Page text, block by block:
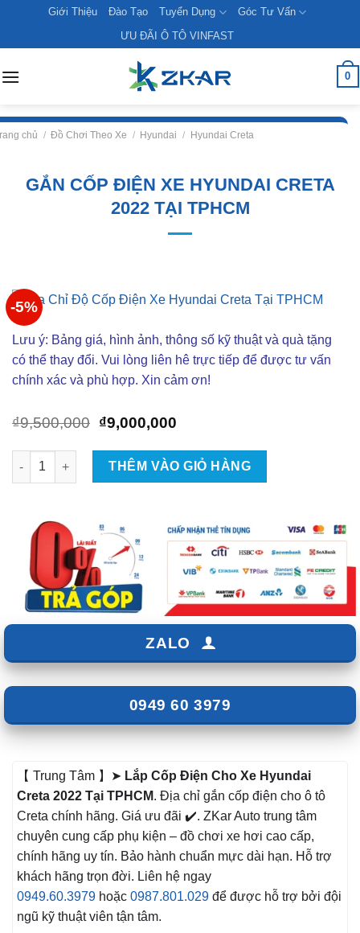
content
Giới Thiệu Đào Tạo Tuyển Dụng
Góc Tư Vấn
ƯU ĐÃI Ô TÔ VINFAST
0
chủ / Đồ Chơi Theo Xe / Hyundai / Hyundai Creta
GẮN CỐP ĐIỆN XE HYUNDAI CRETA
2022 TẠI TPHCM
-5%
Lưu ý: Bảng giá, hình ảnh, thông số kỹ thuật và quà tặng
có thể thay đổi. Vui lòng liên hê trực tiếp để được tư vấn
chính xác và phù hợp. Xin cảm ơn!
₫9,500,000 Giá
là:
₫9,500,000.
₫9,000,000Giá
tại
là:
₫9,000,000.
Gắn Cốp Điện Xe Hyundai Creta 2022 Tại TPHCM số lượng
THÊM VÀO GIỎ HÀNG
ZALO
0949 60 3979
【 Trung Tâm 】➤ Lắp Cốp Điện Cho Xe Hyundai
Creta 2022 Tại TPHCM. Địa chỉ gắn cốp điện cho ô tô
Creta chính hãng. Giá ưu đãi ✔️. ZKar Auto trung tâm
chuyên cung cấp phụ kiện – đồ chơi xe hơi cao cấp,
chính hãng uy tín. Bảo hành chuẩn mực dài hạn. Hỗ trợ
khách hãng trọn đời. Liên hệ ngay
0949.60.3979 hoặc 0987.801.029 để được hỗ trợ bởi đội
ngũ kỹ thuật viên tận tâm.